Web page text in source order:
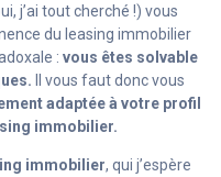
j’ai tout cherché !) vous
du leasing immobilier
: vous êtes solvable
Il vous faut donc vous
adaptée à votre profil
immobilier.
immobilier, qui j’espère